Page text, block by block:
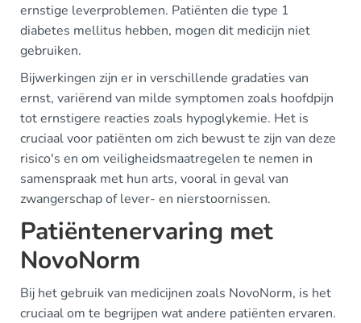
ernstige leverproblemen. Patiënten die type 1
diabetes mellitus hebben, mogen dit medicijn niet
gebruiken.
Bijwerkingen zijn er in verschillende gradaties van
ernst, variërend van milde symptomen zoals hoofdpijn
tot ernstigere reacties zoals hypoglykemie. Het is
cruciaal voor patiënten om zich bewust te zijn van deze
risico's en om veiligheidsmaatregelen te nemen in
samenspraak met hun arts, vooral in geval van
zwangerschap of lever- en nierstoornissen.
Patiëntenervaring met
NovoNorm
Bij het gebruik van medicijnen zoals NovoNorm, is het
cruciaal om te begrijpen wat andere patiënten ervaren.